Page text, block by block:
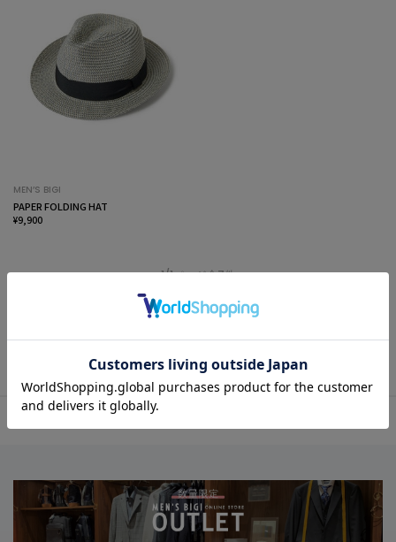
MEN’S BIGI
PAPER FOLDING HAT
¥9,900
1/1 ページ全7件